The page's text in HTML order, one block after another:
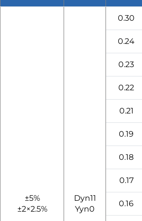
±5%
±2×2.5%
Dyn11
Yyn0
0.30
0.24
0.23
0.22
0.21
0.19
0.18
0.17
0.16